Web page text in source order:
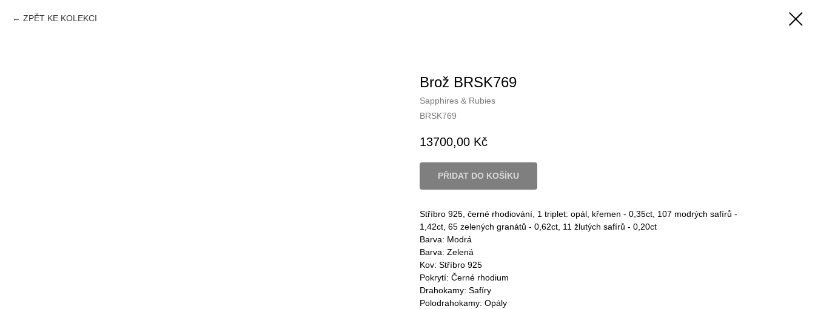
ZPĚT KE KOLEKCI
Brož BRSK769
Sapphires & Rubies
BRSK769
13700,00 Kč
PŘIDAT DO KOŠÍKU
Stříbro 925, černé rhodiování, 1 triplet: opál, křemen - 0,35ct, 107 modrých safírů -
1,42ct, 65 zelených granátů - 0,62ct, 11 žlutých safírů - 0,20ct
Barva: Modrá
Barva: Zelená
Kov: Stříbro 925
Pokrytí: Černé rhodium
Drahokamy: Safíry
Polodrahokamy: Opály